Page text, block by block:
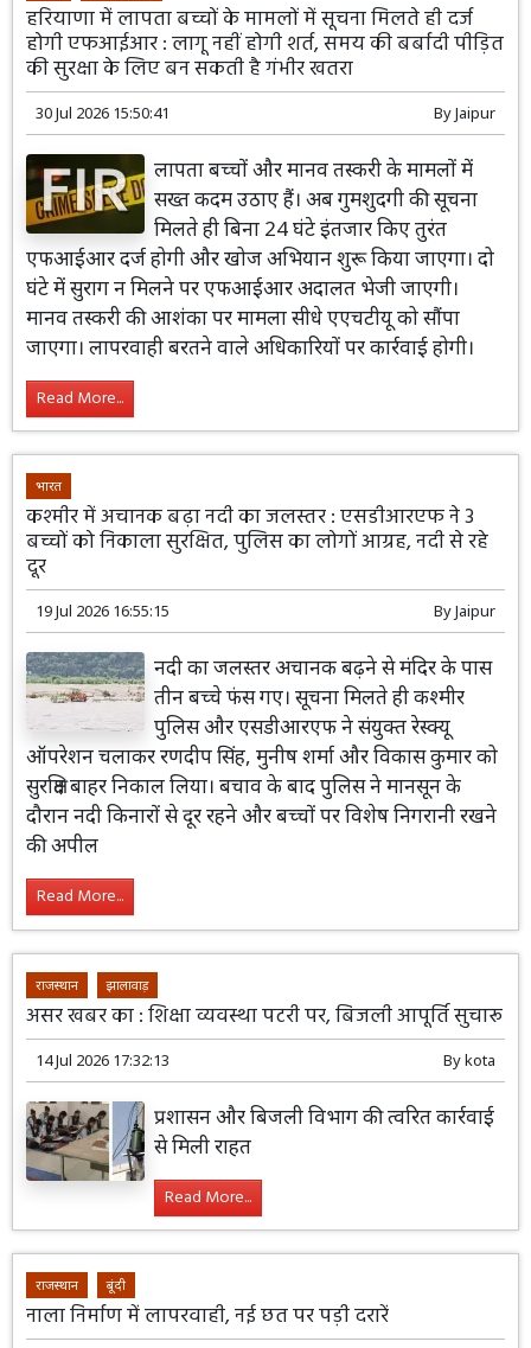
हरियाणा में लापता बच्चों के मामलों में सूचना मिलते ही दर्ज
होगी एफआईआर : लागू नहीं होगी शर्त, समय की बर्बादी पीड़ित
की सुरक्षा के लिए बन सकती है गंभीर खतरा
30 Jul 2026 15:50:41 ByJaipur
लापता बच्चों और मानव तस्करी के मामलों में
सख्त कदम उठाए हैं। अब गुमशुदगी की सूचना
मिलते ही बिना 24 घंटे इंतजार किए तुरंत
एफआईआर दर्ज होगी और खोज अभियान शुरू किया जाएगा। दो
घंटे में सुराग न मिलने पर एफआईआर अदालत भेजी जाएगी।
मानव तस्करी की आशंका पर मामला सीधे एएचटीयू को सौंपा
जाएगा। लापरवाही बरतने वाले अधिकारियों पर कार्रवाई होगी।
Read More...
भारत
कश्मीर में अचानक बढ़ा नदी का जलस्तर : एसडीआरएफ ने 3
बच्चों को निकाला सुरक्षित, पुलिस का लोगों आग्रह, नदी से रहे
दूर
19 Jul 2026 16:55:15 ByJaipur
नदी का जलस्तर अचानक बढ़ने से मंदिर के पास
तीन बच्चे फंस गए। सूचना मिलते ही कश्मीर
पुलिस और एसडीआरएफ ने संयुक्त रेस्क्यू
ऑपरेशन चलाकर रणदीप सिंह, मुनीष शर्मा और विकास कुमार को
सुरक्षित बाहर निकाल लिया। बचाव के बाद पुलिस ने मानसून के
दौरान नदी किनारों से दूर रहने और बच्चों पर विशेष निगरानी रखने
की अपील
Read More...
राजस्थान झालावाड़
असर खबर का : शिक्षा व्यवस्था पटरी पर, बिजली आपूर्ति सुचारू
14 Jul 2026 17:32:13 Bykota
प्रशासन और बिजली विभाग की त्वरित कार्रवाई
से मिली राहत
Read More...
राजस्थान बूंदी
नाला निर्माण में लापरवाही, नई छत पर पड़ी दरारें